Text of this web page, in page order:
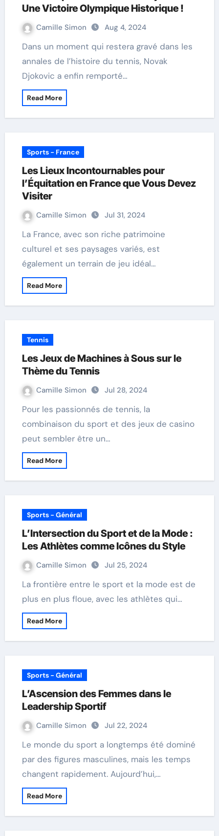
Une Victoire Olympique Historique !
Camille Simon Aug 4, 2024
Dans un moment qui restera gravé dans les
annales de l’histoire du tennis, Novak
Djokovic a enfin remporté…
Read More
Sports - France
Les Lieux Incontournables pour
l’Équitation en France que Vous Devez
Visiter
Camille Simon Jul 31, 2024
La France, avec son riche patrimoine
culturel et ses paysages variés, est
également un terrain de jeu idéal…
Read More
Tennis
Les Jeux de Machines à Sous sur le
Thème du Tennis
Camille Simon Jul 28, 2024
Pour les passionnés de tennis, la
combinaison du sport et des jeux de casino
peut sembler être un…
Read More
Sports - Général
L’Intersection du Sport et de la Mode :
Les Athlètes comme Icônes du Style
Camille Simon Jul 25, 2024
La frontière entre le sport et la mode est de
plus en plus floue, avec les athlètes qui…
Read More
Sports - Général
L’Ascension des Femmes dans le
Leadership Sportif
Camille Simon Jul 22, 2024
Le monde du sport a longtemps été dominé
par des figures masculines, mais les temps
changent rapidement. Aujourd’hui,…
Read More